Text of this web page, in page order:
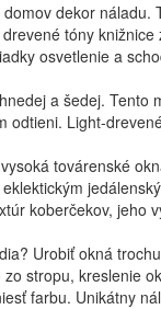
dekor
tóny
osvetlenie a
a šedej.
odtieni. Light-
továrenské
koberčekov, jeho
Urobiť okná
stropu, kreslenie
farbu. Unikátny